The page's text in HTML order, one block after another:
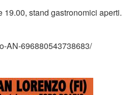
19.00, stand gastronomici aperti.
AN-696880543738683/